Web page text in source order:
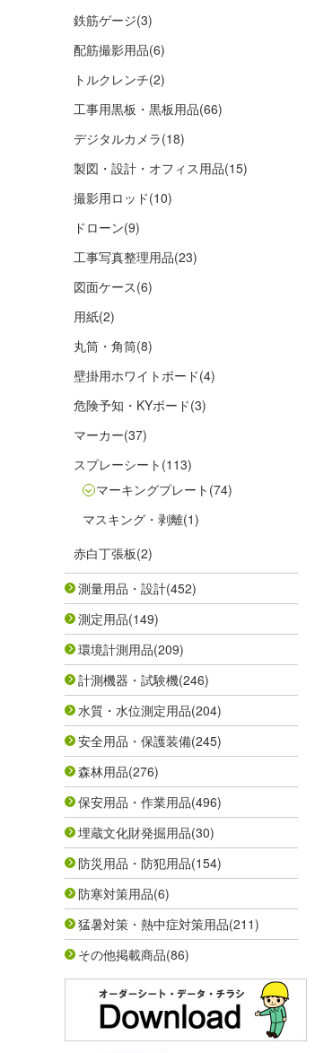
鉄筋ゲージ(3)
配筋撮影用品(6)
トルクレンチ(2)
工事用黒板・黒板用品(66)
デジタルカメラ(18)
製図・設計・オフィス用品(15)
撮影用ロッド(10)
ドローン(9)
工事写真整理用品(23)
図面ケース(6)
用紙(2)
丸筒・角筒(8)
壁掛用ホワイトボード(4)
危険予知・KYボード(3)
マーカー(37)
スプレーシート (113)
マーキングプレート (74)
マスキング・剥離(1)
赤白丁張板(2)
測量用品・設計(452)
測定用品(149)
環境計測用品(209)
計測機器・試験機(246)
水質・水位測定用品(204)
安全用品・保護装備(245)
森林用品(276)
保安用品・作業用品(496)
埋蔵文化財発掘用品(30)
防災用品・防犯用品(154)
防寒対策用品(6)
猛暑対策・熱中症対策用品(211)
その他掲載商品(86)